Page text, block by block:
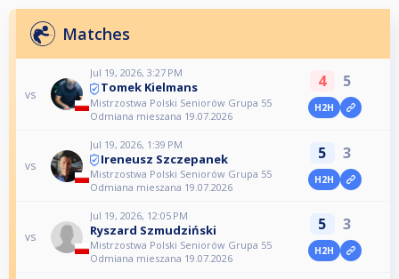
Matches
vs
Jul 19, 2026, 3:27 PM
Tomek Kielmans
Mistrzostwa Polski Seniorów Grupa 55
Odmiana mieszana 19.07.2026
4 5
H2H
vs
Jul 19, 2026, 1:39 PM
Ireneusz Szczepanek
Mistrzostwa Polski Seniorów Grupa 55
Odmiana mieszana 19.07.2026
5 3
H2H
vs
Jul 19, 2026, 12:05 PM
Ryszard Szmudziński
Mistrzostwa Polski Seniorów Grupa 55
Odmiana mieszana 19.07.2026
5 3
H2H